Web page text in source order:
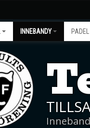
INNEBANDY PADEL